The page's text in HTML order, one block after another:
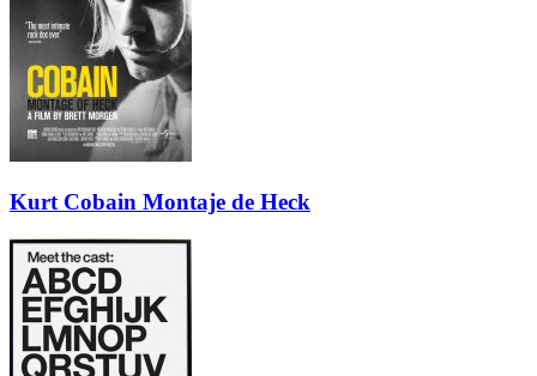
Kurt Cobain Montaje de Heck